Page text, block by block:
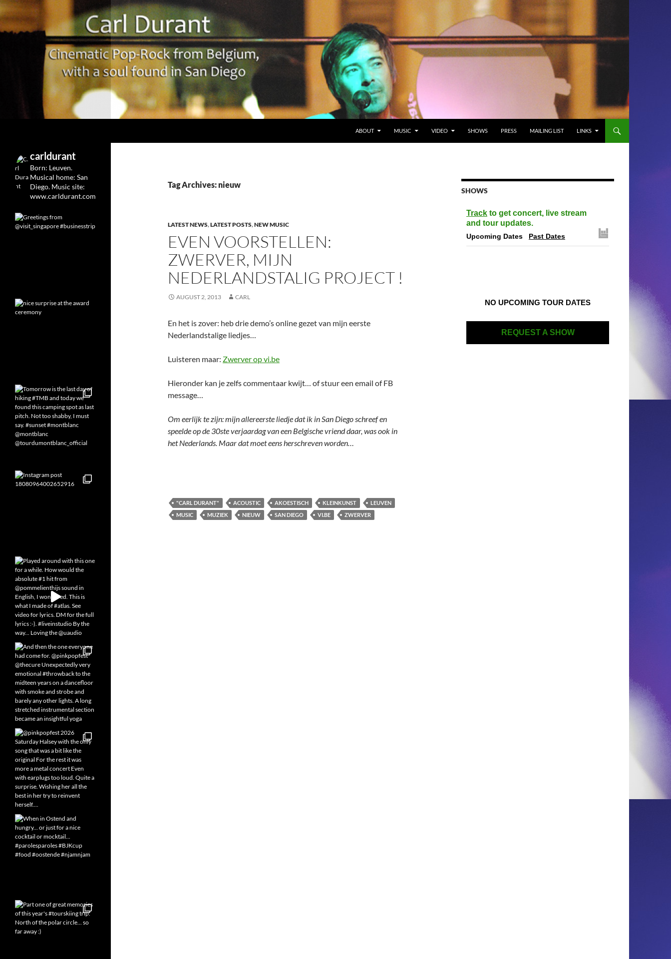
ABOUT
MUSIC VIDEO SHOWS PRESS MAILING LIST LINKS
Tag Archives: nieuw
LATEST NEWS,LATEST POSTS,NEW MUSIC
EVEN VOORSTELLEN:
ZWERVER, MIJN
NEDERLANDSTALIG PROJECT !
AUGUST 2, 2013 CARL
En het is zover: heb drie demo’s online gezet van mijn eerste
Nederlandstalige liedjes…
Luisteren maar: Zwerver op vi.be
Hieronder kan je zelfs commentaar kwijt… of stuur een email of FB
message…
Om eerlijk te zijn: mijn allereerste liedje dat ik in San Diego schreef en
speelde op de 30ste verjaardag van een Belgische vriend daar, was ook in
het Nederlands. Maar dat moet eens herschreven worden…
"CARL DURANT" ACOUSTIC AKOESTISCH KLEINKUNST
LEUVEN
MUSIC
MUZIEK NIEUW SAN DIEGO VI.BE ZWERVER
SHOWS
Track to get concert, live stream
and tour updates.
Upcoming Dates Past Dates
NO UPCOMING TOUR DATES
REQUEST A SHOW
Leuven&San Diego
carldurant
Born: Leuven.
Musical home: San
Diego. Music site:
www.carldurant.com